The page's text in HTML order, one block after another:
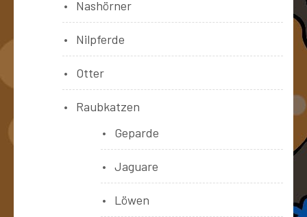
Nashörner
Nilpferde
Otter
Raubkatzen
Geparde
Jaguare
Löwen